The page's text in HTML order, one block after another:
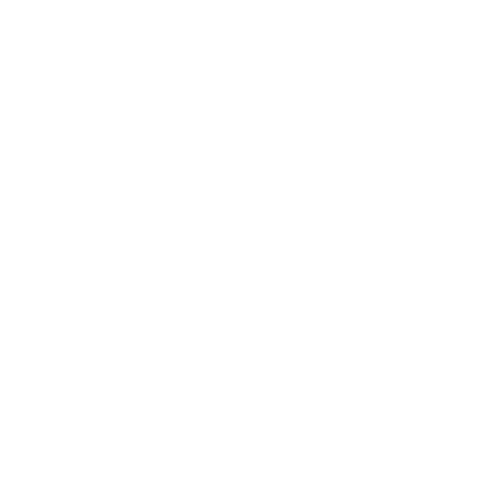
Pro-Cup Value Pack obsahuje
guľu Jim Rempe, čistič gulí Aramith a